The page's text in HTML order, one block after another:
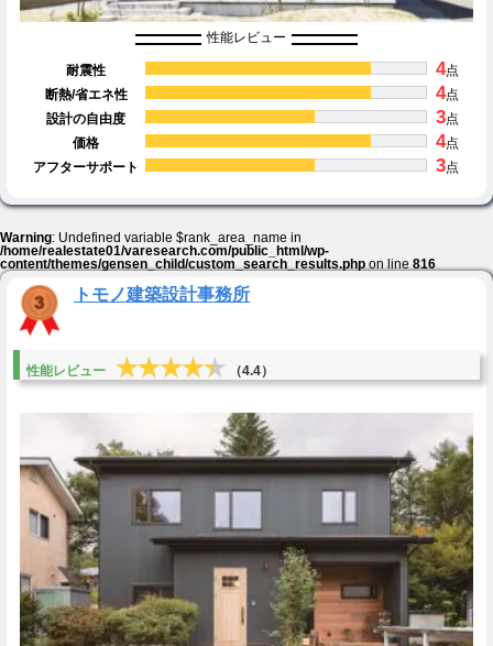
性能レビュー
耐震性 4点
断熱/省エネ性
4点
設計の自由度
3点
価格
4点
アフターサポート
3点
Warning: Undefined variable $rank_area_name in
/home/realestate01/varesearch.com/public_html/wp-
content/themes/gensen_child/custom_search_results.php on line 816
トモノ建築設計事務所
性能レビュー ★★★★★
★★★★★ （4.4）